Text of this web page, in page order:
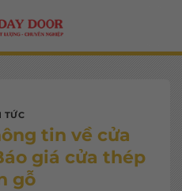
TỨC
tin về cửa
giá cửa thép
gỗ